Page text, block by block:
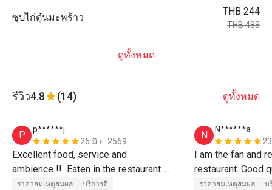
ซุปไก่ตุ๋นมะพร้าว
THB 244
THB 488
ดูทั้งหมด
รีวิว4.8 (14) ดูทั้งหมด
P
p******j
26 มิ.ย. 2569
Excellent food, service and
ambience !!  Eaten in the restaurant 2
days in a row !!  😋👍😋
ราคาสมเหตุสมผล
บริการดี
N
N******a
I am the fan and
restaurant. Good
also very tasty.
ราคาสมเหตุสมผล
บ